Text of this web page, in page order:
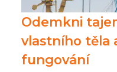
Odemkni
vlastního těla
fungování